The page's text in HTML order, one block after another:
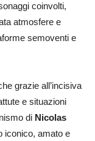
coinvolti,
atmosfere e
semoventi e
grazie all’incisiva
e situazioni
di Nicolas
iconico, amato e